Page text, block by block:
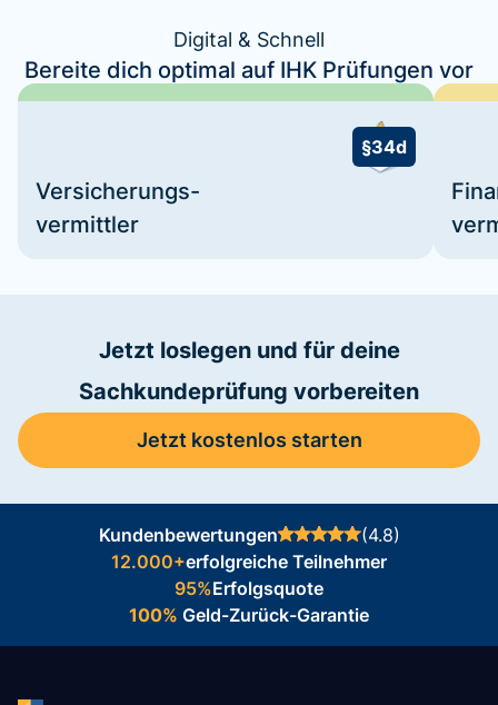
Digital & Schnell
Bereite dich optimal auf IHK Prüfungen vor
§34d
Versicherungs-
vermittler
Jetzt loslegen und für deine
Sachkundeprüfung vorbereiten
Jetzt kostenlos starten
Kundenbewertungen
(4.8)
12.000+erfolgreiche Teilnehmer
95%Erfolgsquote
100% Geld-Zurück-Garantie